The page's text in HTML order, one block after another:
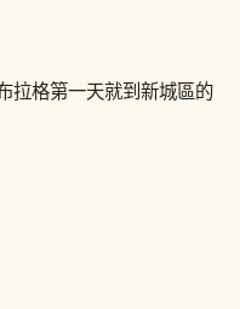
拉格第一天就到新城區的